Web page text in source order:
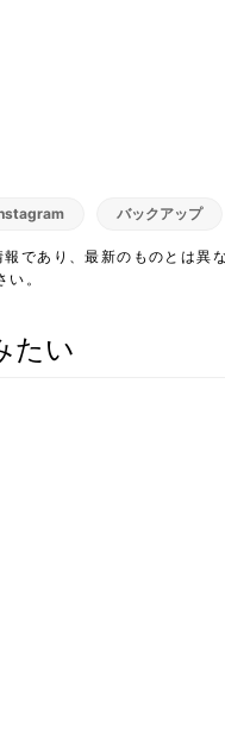
バックアップ
であり、最新のものとは異
。
たい